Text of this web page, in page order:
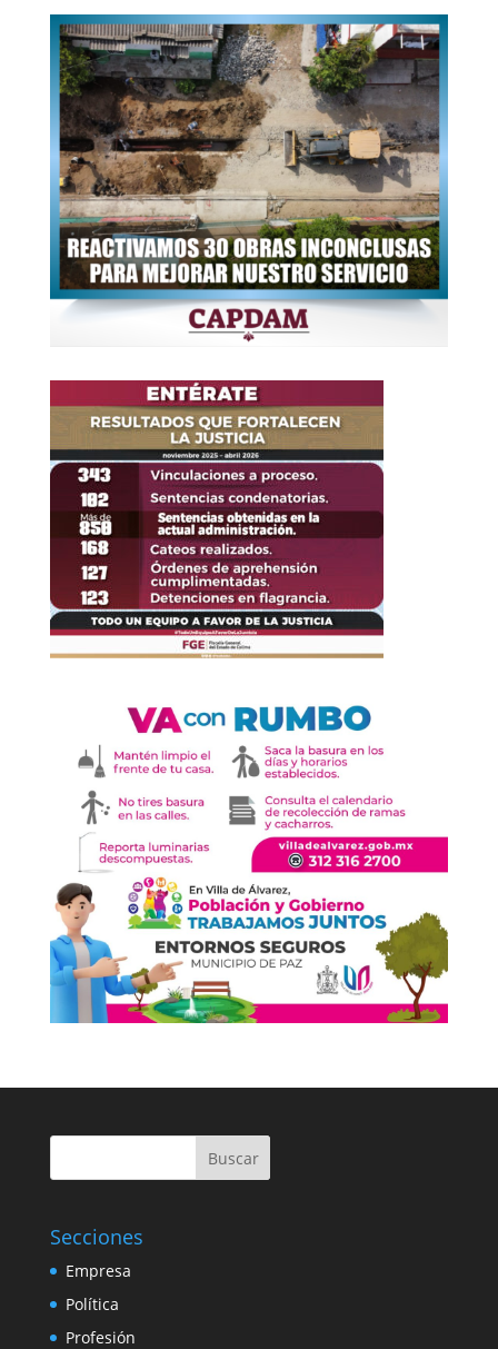
Buscar
Secciones
Empresa
Política
Profesión